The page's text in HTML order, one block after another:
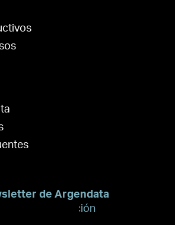
de Argendata
recibir información